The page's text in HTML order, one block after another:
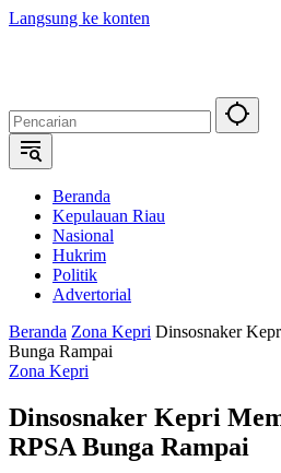
Langsung ke konten
Beranda
Kepulauan Riau
Nasional
Hukrim
Politik
Advertorial
Beranda Zona Kepri Dinsosnaker
Bunga Rampai
Zona Kepri
Dinsosnaker Kepri
RPSA Bunga Rampai